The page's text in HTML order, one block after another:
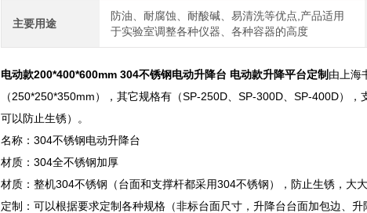
主要用途
防油、耐腐蚀、耐酸碱、易清洗等优点,产品适用
于实验室调整各种仪器、各种容器的高度
电动款200*400*600mm304不锈钢电动升降台 电动款升降平台定制 由上海
（250*250*350mm），其它规格有（SP-250D、SP-300D、SP-400D）
可以防止生锈）。
名称：304不锈钢电动升降台
材质：304全不锈钢加厚
材质：整机304不锈钢（台面和支撑杆都采用304不锈钢），防止生锈，大
定制：可以根据要求定制各种规格（非标台面尺寸，升降台台面加包边、升